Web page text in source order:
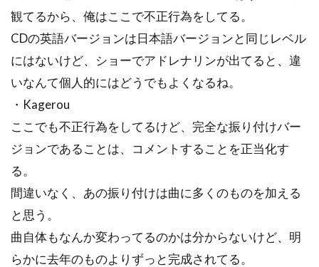
観てるから、俺はここで不正行為をしてる。
CDの英語バージョンは日本語バージョンと同じレベル
にはないけど、ショーでアドレナリンが出てると、違
いなんて個人的にはどうでもよくなるね。
・Kagerou
ここでも不正行為をしてるけど、完全な振り付けバー
ジョンであることは、コメントすることを正当化す
る。
間違いなく、あの振り付けは曲に多くのものを加える
と思う。
曲自体もなんか変わってるのかは分からないけど、明
らかに去年のものよりずっと完成されてる。